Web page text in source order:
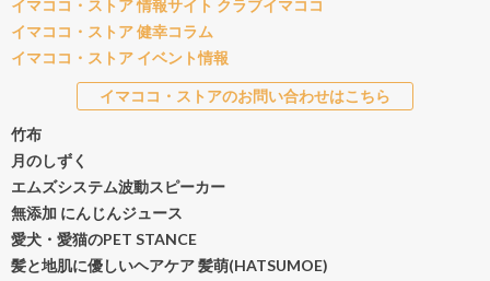
イマココ・ストア 情報サイト クラブイマココ
イマココ・ストア 健幸コラム
イマココ・ストア イベント情報
イマココ・ストアのお問い合わせはこちら
竹布
月のしずく
エムズシステム波動スピーカー
無添加 にんじんジュース
愛犬・愛猫のPET STANCE
髪と地肌に優しいヘアケア 髪萌(HATSUMOE)